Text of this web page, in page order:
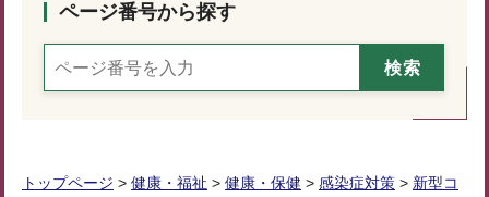
ページ番号から探す
トップページ > 健康・福祉 > 健康・保健 > 感染症対策 > 新型コ